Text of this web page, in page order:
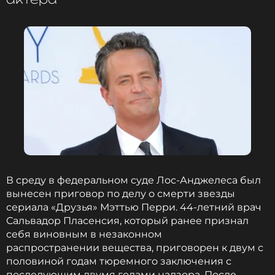
Кеннет Ивамаса
Защита настаивает на том, что сам ассистент
оказался под влиянием знаменитости, годами
боровшейся с зависимостью.
Мэттью Перри скончался 28 октября 2023 года в
возрасте 54 лет. Его тело было найдено в джакузи
призналиненасильственной, однако
последующая экспертиза установила, что
причиной гибели стало острое воздействие
кетамина. Сопутствующими факторами также
были названы утопление, ишемическая болезнь
сердца и влияние бупренорфина. Ранее
сообщалось, что незадолго до трагедии Перри
уволил целую бригаду врачей, контролировавших
В среду в федеральном суде Лос-Анджелеса был
вынесен приговор по делу о смерти звезды
сериала «Друзья» Мэттью Перри. 44-летний врач
Сальвадор Пласенсия, который ранее признал
себя виновным в незаконном
распространении вещества, приговорен к двум с
половиной годам тюремного заключения с